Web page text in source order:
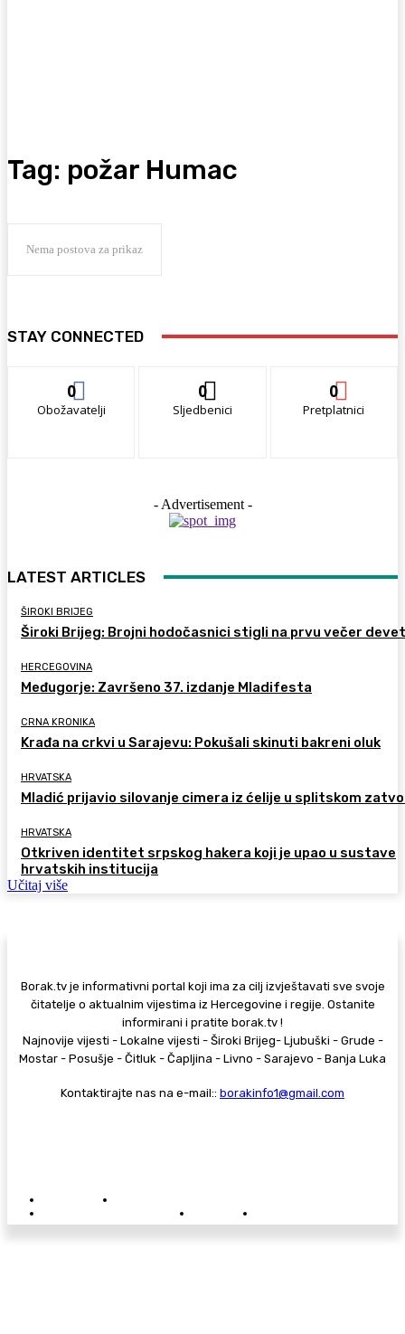
Tag: požar Humac
Nema postova za prikaz
STAY CONNECTED
0
Obožavatelji
0
Sljedbenici
0
Pretplatnici
- Advertisement -
LATEST ARTICLES
ŠIROKI BRIJEG
Široki Brijeg: Brojni hodočasnici stigli na prvu večer
HERCEGOVINA
Međugorje: Završeno 37. izdanje Mladifesta
CRNA KRONIKA
Krađa na crkvi u Sarajevu: Pokušali skinuti bakreni oluk
HRVATSKA
Mladić prijavio silovanje cimera iz ćelije u splitskom
HRVATSKA
Otkriven identitet srpskog hakera koji je upao u sustave
hrvatskih institucija
Učitaj više
Borak.tv je informativni portal koji ima za cilj izvještavati sve svoje
čitatelje o aktualnim vijestima iz Hercegovine i regije. Ostanite
informirani i pratite borak.tv !
Najnovije vijesti - Lokalne vijesti - Široki Brijeg- Ljubuški - Grude -
Mostar - Posušje - Čitluk - Čapljina - Livno - Sarajevo - Banja Luka
Kontaktirajte nas na e-mail:: borakinfo1@gmail.com